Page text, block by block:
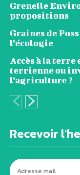
Grenelle
propositions
Graines de
l’écologie
Accès à la
terrienne ou
l’agriculture ?
Recevoir